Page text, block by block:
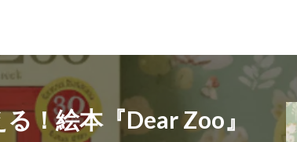
！絵本『Dear Zoo』